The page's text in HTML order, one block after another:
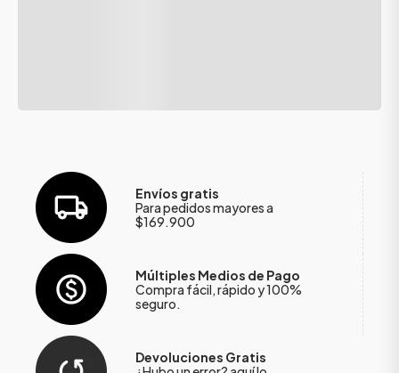
Envíos gratis
Para pedidos mayores a
$169.900
Múltiples Medios de Pago
Compra fácil, rápido y 100%
seguro.
Devoluciones Gratis